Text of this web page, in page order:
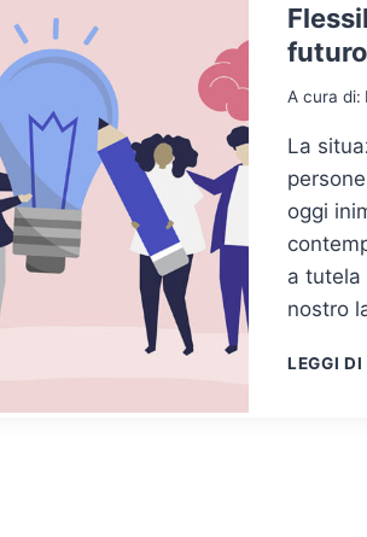
A cura di:
La
oggi
a tutela
nostro
LEGGI DI